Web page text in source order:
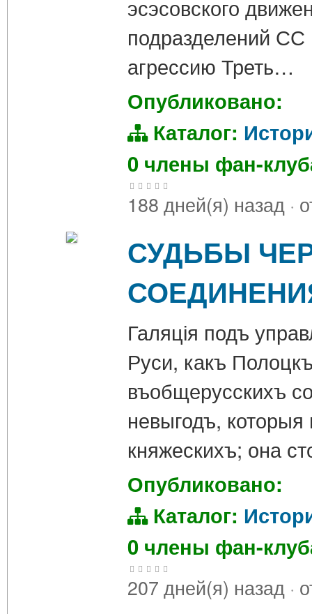
эсэсовского
подразделений СС
агрессию Треть…
Опубликовано:
Каталог:
0 члены фан-
188 дней(я) назад ·
СУДЬБЫ
Галяція подъ
Руси, какъ
въобщерусскихъ
невыгодъ,
княжескихъ; она
Опубликовано:
Каталог:
0 члены фан-
207 дней(я) назад ·